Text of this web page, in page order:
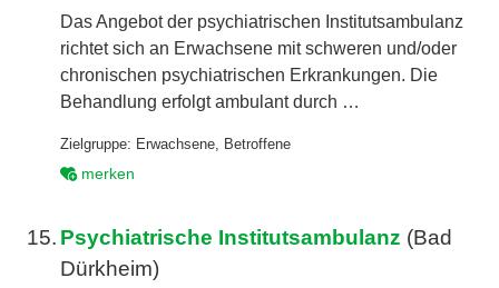
Das Angebot der psychiatrischen Institutsambulanz
richtet sich an Erwachsene mit schweren und/oder
chronischen psychiatrischen Erkrankungen. Die
Behandlung erfolgt ambulant durch …
Zielgruppe: Erwachsene
Betroffene
merken
15. Psychiatrische Institutsambulanz (Bad
Dürkheim)